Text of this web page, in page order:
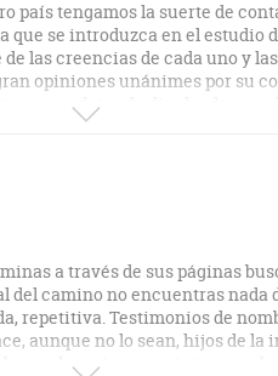
país tengamos la suerte de
que se introduzca en el estudio
las creencias de cada uno y
opiniones unánimes por su
sus dotes de divulgador, con
a quién le interese el tema.
a través de sus páginas
del camino no encuentras nada
repetitiva. Testimonios de
aunque no lo sean, hijos de la
en las primeras páginas acaba